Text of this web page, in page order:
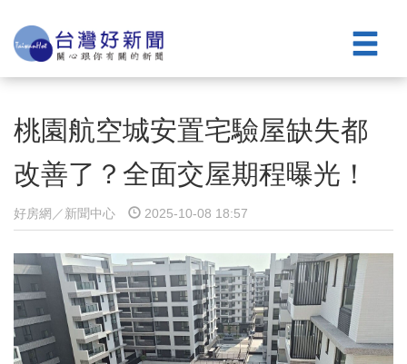
桃園航空城安置宅驗屋缺失都
改善了？全面交屋期程曝光！
好房網／新聞中心 2025-10-08 18:57